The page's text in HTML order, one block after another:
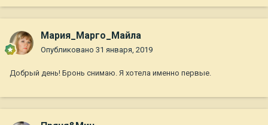
Мария_Марго_Майла
Опубликовано 31 января, 2019
Добрый день! Бронь снимаю. Я хотела именно первые.